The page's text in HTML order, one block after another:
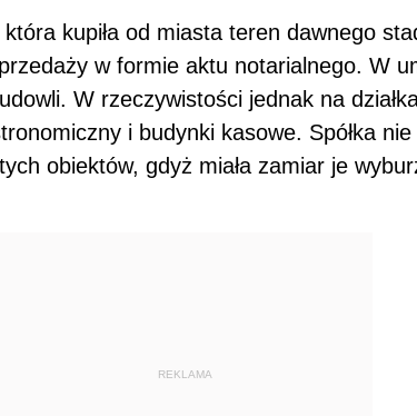
która kupiła od miasta teren dawnego
w formie aktu notarialnego. W
W rzeczywistości jednak na
i budynki kasowe. Spółka nie
obiektów, gdyż miała zamiar je
REKLAMA